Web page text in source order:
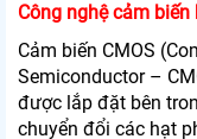
Công nghệ cảm
Cảm biến CMOS
Semiconductor –
được lắp đặt bên
chuyển đổi các hạt